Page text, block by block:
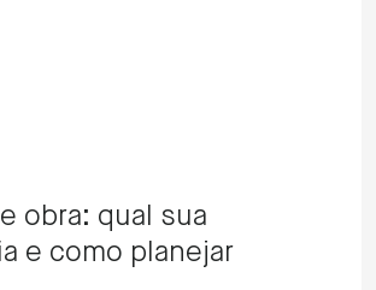
obra: qual sua
e como planejar